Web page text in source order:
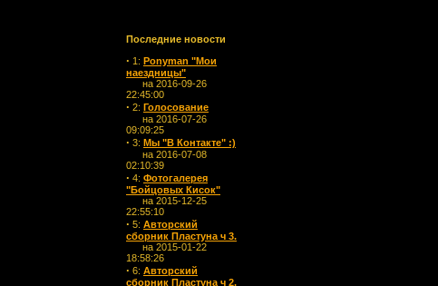
Последние новости
· 1: Ponyman "Мои
наездницы"
на 2016-09-26
22:45:00
· 2: Голосование
на 2016-07-26
09:09:25
· 3: Мы "В Контакте" :)
на 2016-07-08
02:10:39
· 4: Фотогалерея
"Бойцовых Кисок"
на 2015-12-25
22:55:10
· 5: Авторский
сборник Пластуна ч 3.
на 2015-01-22
18:58:26
· 6: Авторский
сборник Пластуна ч 2.